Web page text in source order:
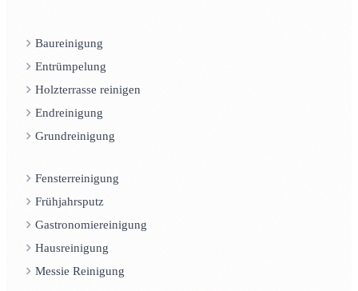
Baureinigung
Entrümpelung
Holzterrasse reinigen
Endreinigung
Grundreinigung
Fensterreinigung
Frühjahrsputz
Gastronomiereinigung
Hausreinigung
Messie Reinigung